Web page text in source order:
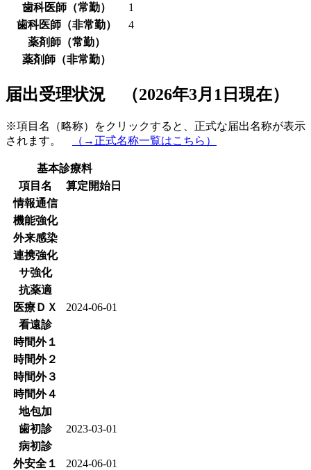
歯科医師（常勤）
1
歯科医師（非常勤）
4
薬剤師（常勤）
薬剤師（非常勤）
届出受理状況 （2026年3月1日現在）
※項目名（略称）をクリックすると、正式な届出名称が表示
されます。
（→正式名称一覧はこちら）
基本診療料
項目名
算定開始日
情報通信
機能強化
外来感染
連携強化
サ強化
抗薬適
医療ＤＸ
2024-06-01
看遠診
時間外１
時間外２
時間外３
時間外４
地包加
歯初診
2023-03-01
病初診
外安全１
2024-06-01